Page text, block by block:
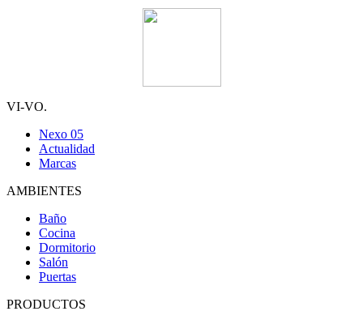
VI-VO.
Nexo 05
Actualidad
Marcas
AMBIENTES
Baño
Cocina
Dormitorio
Salón
Puertas
PRODUCTOS